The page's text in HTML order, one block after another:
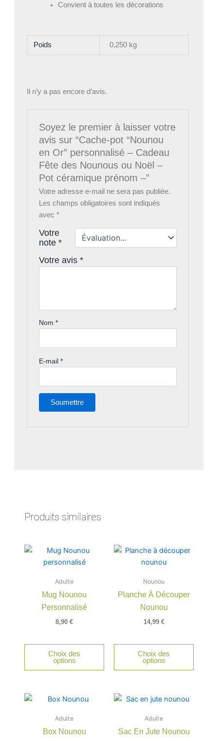
Convient à toutes les décorations
Poids 0,250 kg
Il n’y a pas encore d’avis.
Soyez le premier à laisser votre
avis sur “Cache-pot “Nounou
en Or” personnalisé – Cadeau
Fête des Nounous ou Noël –
Pot céramique prénom –”
Votre adresse e-mail ne sera pas publiée.
Les champs obligatoires sont indiqués
avec*
Votre
note*
Votre avis*
Nom*
E-mail*
Produits similaires
Adulte
Mug Nounou
Personnalisé
8,90 €
Choix des
options
Nounou
Planche À Découper
Nounou
14,99 €
Choix des
options
Adulte
Box Nounou
Adulte
Sac En Jute Nounou